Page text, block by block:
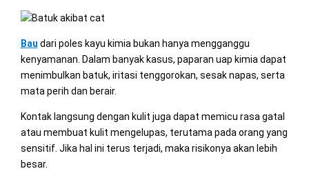
Bau dari poles kayu kimia bukan hanya mengganggu
kenyamanan. Dalam banyak kasus, paparan uap kimia dapat
menimbulkan batuk, iritasi tenggorokan, sesak napas, serta
mata perih dan berair.
Kontak langsung dengan kulit juga dapat memicu rasa gatal
atau membuat kulit mengelupas, terutama pada orang yang
sensitif. Jika hal ini terus terjadi, maka risikonya akan lebih
besar.